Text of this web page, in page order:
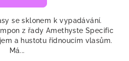
se sklonem k vypadávání.
z řady Amethyste Specific
a hustotu řídnoucím vlasům.
Má...